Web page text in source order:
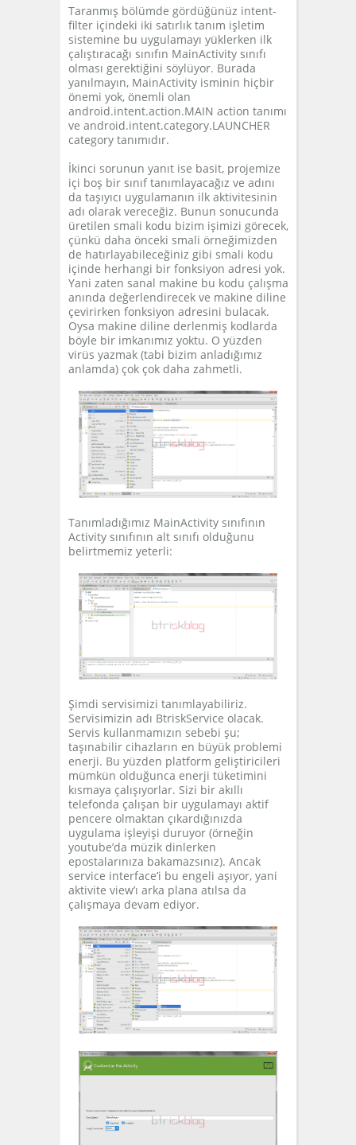
Taranmış bölümde gördüğünüz intent-
filter içindeki iki satırlık tanım işletim
sistemine bu uygulamayı yüklerken ilk
çalıştıracağı sınıfın MainActivity sınıfı
olması gerektiğini söylüyor. Burada
yanılmayın, MainActivity isminin hiçbir
önemi yok, önemli olan
android.intent.action.MAIN action tanımı
ve android.intent.category.LAUNCHER
category tanımıdır.
İkinci sorunun yanıt ise basit, projemize
içi boş bir sınıf tanımlayacağız ve adını
da taşıyıcı uygulamanın ilk aktivitesinin
adı olarak vereceğiz. Bunun sonucunda
üretilen smali kodu bizim işimizi görecek,
çünkü daha önceki smali örneğimizden
de hatırlayabileceğiniz gibi smali kodu
içinde herhangi bir fonksiyon adresi yok.
Yani zaten sanal makine bu kodu çalışma
anında değerlendirecek ve makine diline
çevirirken fonksiyon adresini bulacak.
Oysa makine diline derlenmiş kodlarda
böyle bir imkanımız yoktu. O yüzden
virüs yazmak (tabi bizim anladığımız
anlamda) çok çok daha zahmetli.
Tanımladığımız MainActivity sınıfının
Activity sınıfının alt sınıfı olduğunu
belirtmemiz yeterli:
Şimdi servisimizi tanımlayabiliriz.
Servisimizin adı BtriskService olacak.
Servis kullanmamızın sebebi şu;
taşınabilir cihazların en büyük problemi
enerji. Bu yüzden platform geliştiricileri
mümkün olduğunca enerji tüketimini
kısmaya çalışıyorlar. Sizi bir akıllı
telefonda çalışan bir uygulamayı aktif
pencere olmaktan çıkardığınızda
uygulama işleyişi duruyor (örneğin
youtube’da müzik dinlerken
epostalarınıza bakamazsınız). Ancak
service interface’i bu engeli aşıyor, yani
aktivite view’ı arka plana atılsa da
çalışmaya devam ediyor.